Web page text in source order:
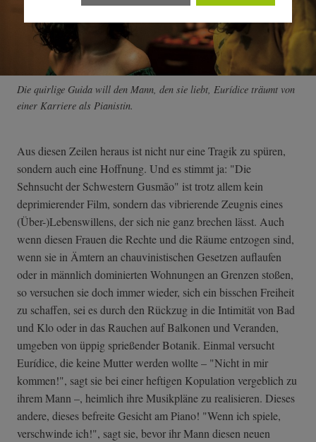
Die quirlige Guida will den Mann, den sie liebt, Eurídice träumt von
einer Karriere als Pianistin.
Aus diesen Zeilen heraus ist nicht nur eine Tragik zu spüren,
sondern auch eine Hoffnung. Und es stimmt ja: "Die
Sehnsucht der Schwestern Gusmão" ist trotz allem kein
deprimierender Film, sondern das vibrierende Zeugnis eines
(Über-)Lebenswillens, der sich nie ganz brechen lässt. Auch
wenn diesen Frauen die Rechte und die Räume entzogen sind,
wenn sie in Ämtern an chauvinistischen Gesetzen auflaufen
oder in männlich dominierten Wohnungen an Grenzen stoßen,
so versuchen sie doch immer wieder, sich ein bisschen Freiheit
zu schaffen, sei es durch den Rückzug in die Intimität von Bad
und Klo oder in das Rauchen auf Balkonen und Veranden,
umgeben von üppig sprießender Botanik. Einmal versucht
Eurídice, die keine Mutter werden wollte – "Nicht in mir
kommen!", sagt sie bei einer heftigen Kopulation vergeblich zu
ihrem Mann –, heimlich ihre Musikpläne zu realisieren. Dieses
andere, dieses befreite Gesicht am Piano! "Wenn ich spiele,
verschwinde ich!", sagt sie, bevor ihr Mann diesen neuen